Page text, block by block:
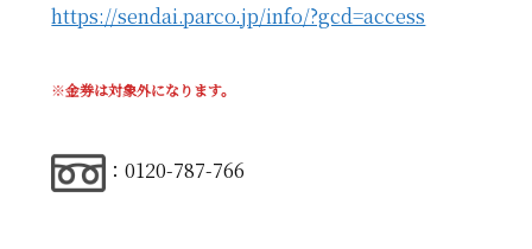
https://sendai.parco.jp/info/?gcd=access
※金券は対象外になります。
：0120-787-766